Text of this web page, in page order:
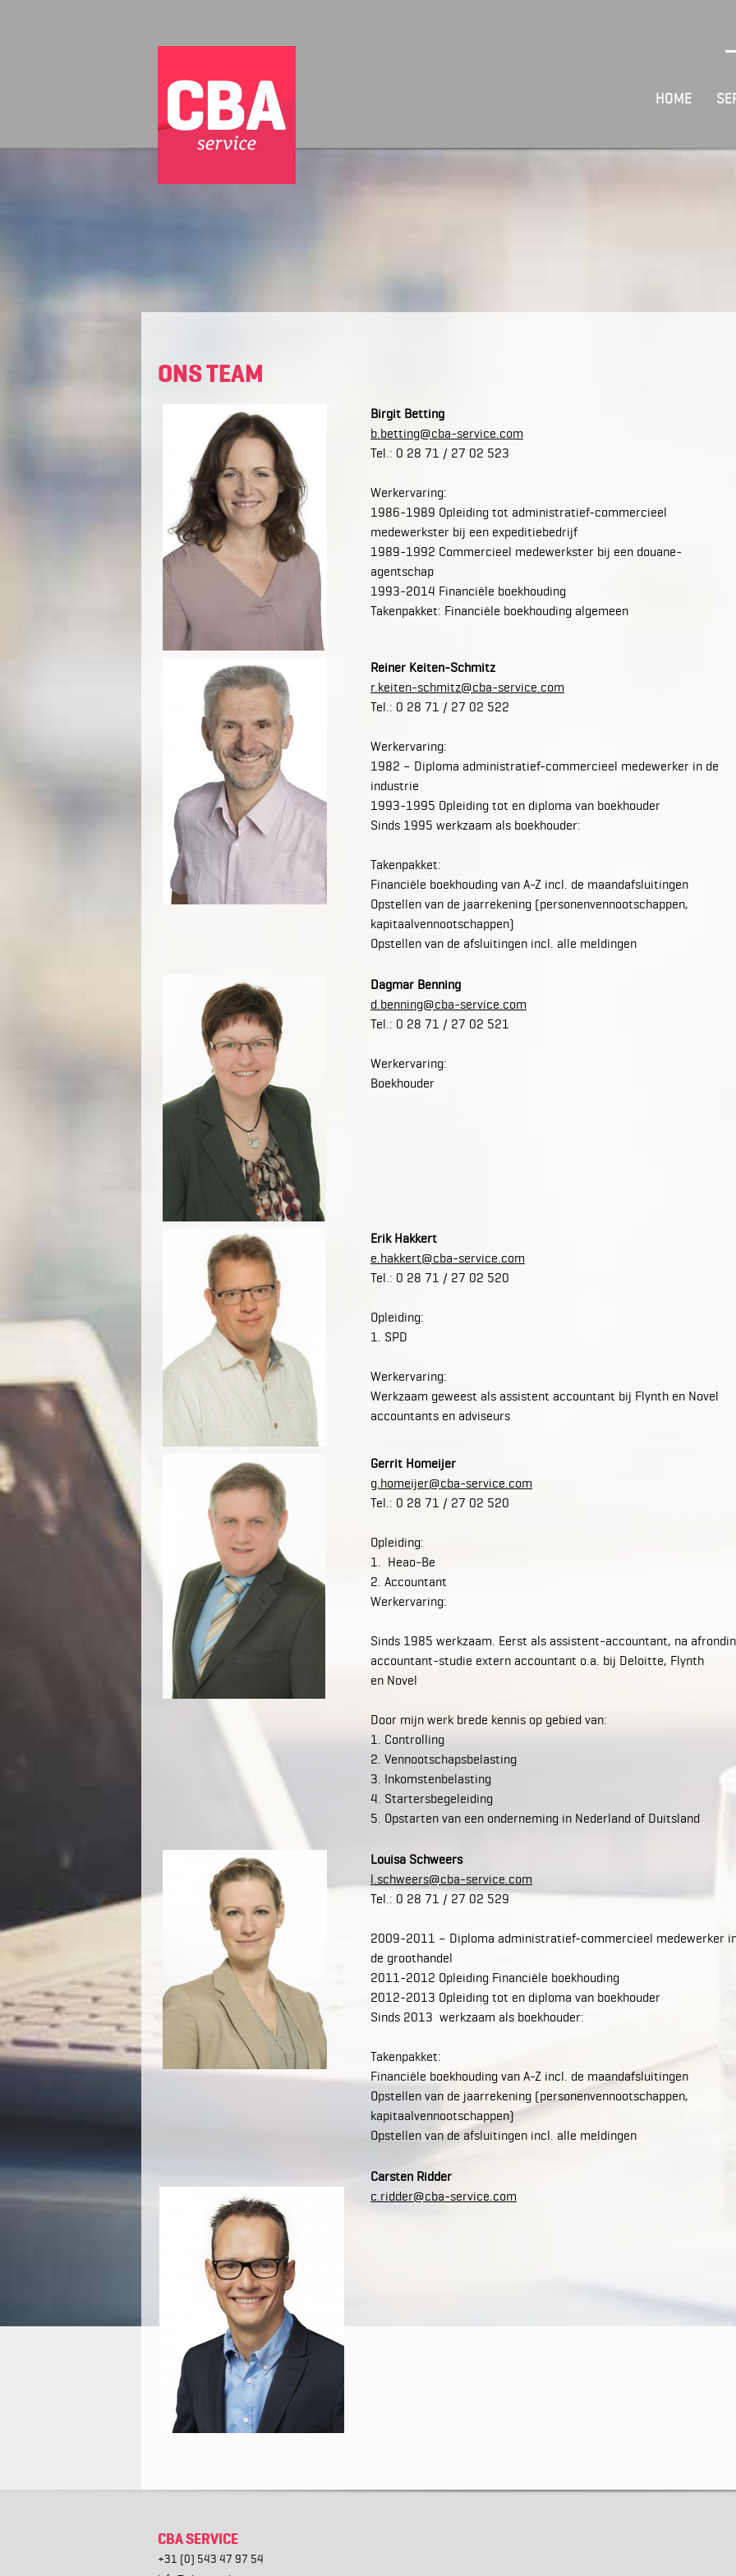
HOME
ONS TEAM
Birgit Betting
b.betting@cba-service.com
Tel.: 0 28 71 / 27 02 523
Werkervaring:
1986-1989 Opleiding tot administratief-commercieel
medewerkster bij een expeditiebedrijf
1989-1992 Commercieel medewerkster bij een douane-
agentschap
1993-2014 Financiële boekhouding
Takenpakket: Financiële boekhouding algemeen
Reiner Keiten-Schmitz
r.keiten-schmitz@cba-service.com
Tel.: 0 28 71 / 27 02 522
Werkervaring:
1982 – Diploma administratief-commercieel medewerker in de
industrie
1993-1995 Opleiding tot en diploma van boekhouder
Sinds 1995 werkzaam als boekhouder:
Takenpakket:
Financiële boekhouding van A-Z incl. de maandafsluitingen
Opstellen van de jaarrekening (personenvennootschappen,
kapitaalvennootschappen)
Opstellen van de afsluitingen incl. alle meldingen
Dagmar Benning
d.benning@cba-service.com
Tel.: 0 28 71 / 27 02 521
Werkervaring:
Boekhouder
Erik Hakkert
e.hakkert@cba-service.com
Tel.: 0 28 71 / 27 02 520
Opleiding:
1. SPD
Werkervaring:
Werkzaam geweest als assistent accountant bij Flynth en Novel
accountants en adviseurs
Gerrit Homeijer
g.homeijer@cba-service.com
Tel.: 0 28 71 / 27 02 520
Opleiding:
1. Heao-Be
2. Accountant
Werkervaring:
Sinds 1985 werkzaam. Eerst als assistent-accountant, na
accountant-studie extern accountant o.a. bij Deloitte, Flynth
en Novel
Door mijn werk brede kennis op gebied van:
1. Controlling
2. Vennootschapsbelasting
3. Inkomstenbelasting
4. Startersbegeleiding
5. Opstarten van een onderneming in Nederland of Duitsland
Louisa Schweers
l.schweers@cba-service.com
Tel.: 0 28 71 / 27 02 529
2009-2011 – Diploma administratief-commercieel medewerker
de groothandel
2011-2012 Opleiding Financiële boekhouding
2012-2013 Opleiding tot en diploma van boekhouder
Sinds 2013 werkzaam als boekhouder:
Takenpakket:
Financiële boekhouding van A-Z incl. de maandafsluitingen
Opstellen van de jaarrekening (personenvennootschappen,
kapitaalvennootschappen)
Opstellen van de afsluitingen incl. alle meldingen
Carsten Ridder
c.ridder@cba-service.com
CBA SERVICE
+31 (0) 543 47 97 54